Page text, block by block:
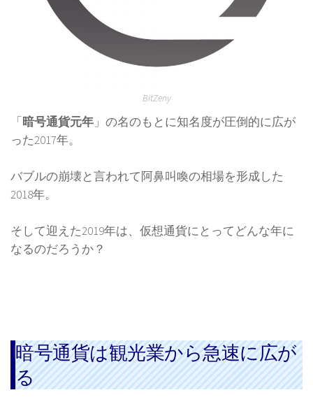
BitZeny
「 暗号通貨元年 」の名のもとに知名度が圧倒的に広が
った2017年。
バブルの崩壊と言われて阿鼻叫喚の相場を形成した
2018年。
そして迎えた2019年は、仮想通貨にとってどんな年に
なるのだろうか？
暗号通貨は観光業から急速に広が
る